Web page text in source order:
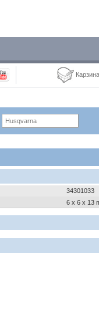
34301033
6 x 6 x 13